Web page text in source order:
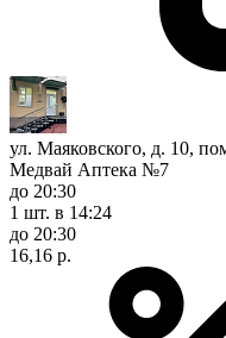
ул. Маяковского, д. 10,
Медвай Аптека №7
до 20:30
1 шт. в 14:24
до 20:30
16,16 р.